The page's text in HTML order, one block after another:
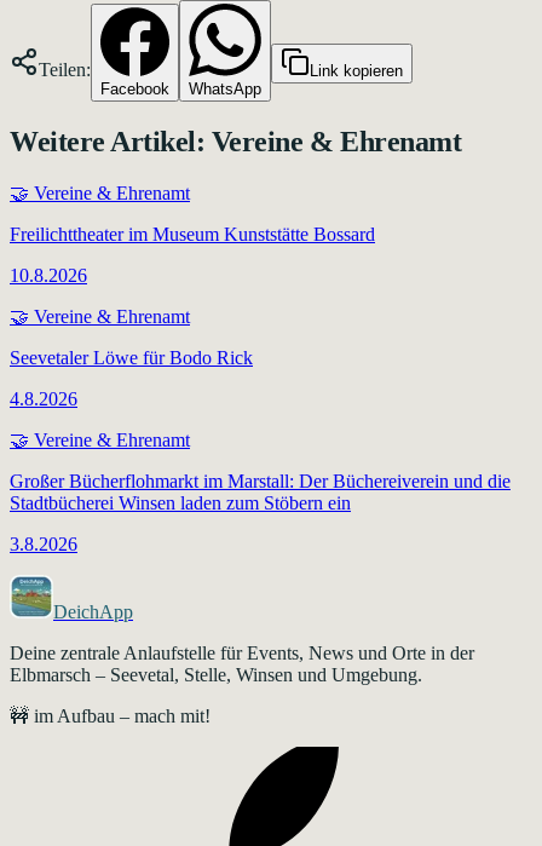
Teilen:
Facebook WhatsApp
Link kopieren
Weitere Artikel: Vereine & Ehrenamt
🤝 Vereine & Ehrenamt
Freilichttheater im Museum Kunststätte Bossard
10.8.2026
🤝 Vereine & Ehrenamt
Seevetaler Löwe für Bodo Rick
4.8.2026
🤝 Vereine & Ehrenamt
Großer Bücherflohmarkt im Marstall: Der Büchereiverein und die
Stadtbücherei Winsen laden zum Stöbern ein
3.8.2026
DeichApp
Deine zentrale Anlaufstelle für Events, News und Orte in der
Elbmarsch – Seevetal, Stelle, Winsen und Umgebung.
🚧 im Aufbau – mach mit!